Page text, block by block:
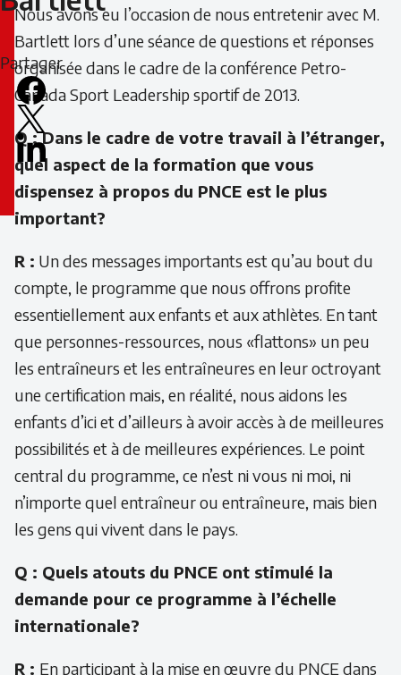
Bartlett
Partager
Facebook
X
LinkedIn
Email
icon
Nous avons eu l’occasion de nous entretenir avec M.
Bartlett lors d’une séance de questions et réponses
organisée dans le cadre de la conférence Petro-
Canada Sport Leadership sportif de 2013.
Q : Dans le cadre de votre travail à l’étranger,
quel aspect de la formation que vous
dispensez à propos du PNCE est le plus
important?
R : Un des messages importants est qu’au bout du
compte, le programme que nous offrons profite
essentiellement aux enfants et aux athlètes. En tant
que personnes-ressources, nous «flattons» un peu
les entraîneurs et les entraîneures en leur octroyant
une certification mais, en réalité, nous aidons les
enfants d’ici et d’ailleurs à avoir accès à de meilleures
possibilités et à de meilleures expériences. Le point
central du programme, ce n’est ni vous ni moi, ni
n’importe quel entraîneur ou entraîneure, mais bien
les gens qui vivent dans le pays.
Q : Quels atouts du PNCE ont stimulé la
demande pour ce programme à l’échelle
internationale?
R : En participant à la mise en œuvre du PNCE dans